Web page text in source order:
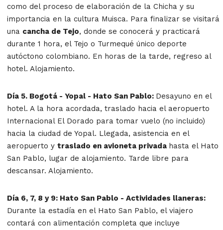
como del proceso de elaboración de la Chicha y su
importancia en la cultura Muisca. Para finalizar se visitará
una cancha de Tejo, donde se conocerá y practicará
durante 1 hora, el Tejo o Turmequé único deporte
autóctono colombiano. En horas de la tarde, regreso al
hotel. Alojamiento.
Día 5. Bogotá - Yopal - Hato San Pablo: Desayuno en el
hotel. A la hora acordada, traslado hacia el aeropuerto
Internacional El Dorado para tomar vuelo (no incluido)
hacia la ciudad de Yopal. Llegada, asistencia en el
aeropuerto y traslado en avioneta privada hasta el Hato
San Pablo, lugar de alojamiento. Tarde libre para
descansar. Alojamiento.
Día 6, 7, 8 y 9: Hato San Pablo - Actividades llaneras:
Durante la estadía en el Hato San Pablo, el viajero
contará con alimentación completa que incluye